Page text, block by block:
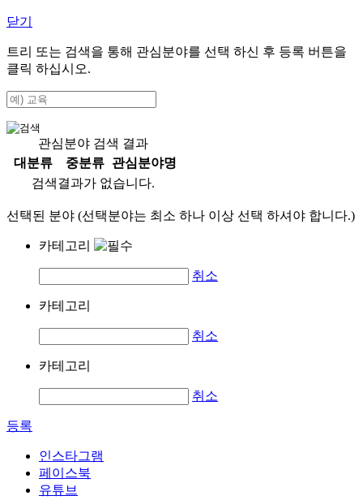
닫기
트리 또는 검색을 통해 관심분야를 선택 하신 후 등록 버튼을
클릭 하십시오.
관심분야 검색 결과
대분류
중분류
관심분야명
검색결과가 없습니다.
선택된 분야 (선택분야는 최소 하나 이상 선택 하셔야 합니다.)
카테고리
취소
카테고리
취소
카테고리
취소
등록
인스타그램
페이스북
유튜브